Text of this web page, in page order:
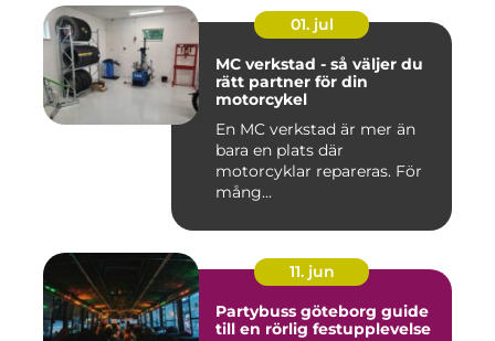
01. jul
MC verkstad - så väljer du
rätt partner för din
motorcykel
En MC verkstad är mer än
bara en plats där
motorcyklar repareras. För
mång...
11. jun
Partybuss göteborg guide
till en rörlig festupplevelse